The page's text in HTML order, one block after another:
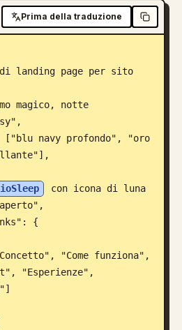
Prima della traduzione
con icona di luna
"Esperienze",